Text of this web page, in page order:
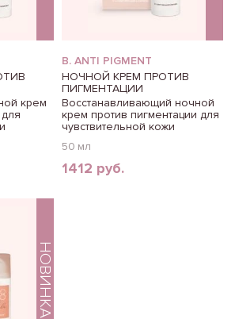
крем
B. ANTI PIGMENT
НОЧНОЙ КРЕМ ПРОТИВ
ПИГМЕНТАЦИИ
Восстанавливающий ночной
крем против пигментации для
чувствительной кожи
50 мл
1412 руб.
НОВИНКА